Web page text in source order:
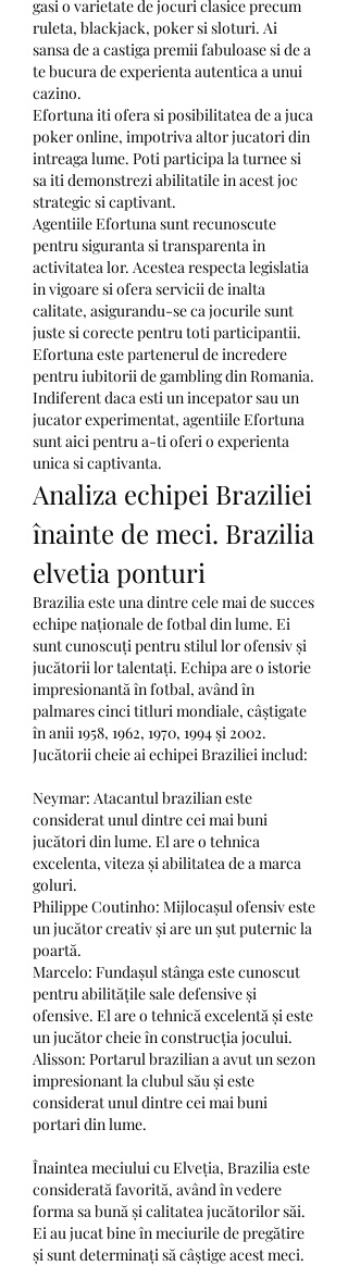
gasi o varietate de jocuri clasice precum
ruleta, blackjack, poker si sloturi. Ai
sansa de a castiga premii fabuloase si de a
te bucura de experienta autentica a unui
cazino.
Efortuna iti ofera si posibilitatea de a juca
poker online, impotriva altor jucatori din
intreaga lume. Poti participa la turnee si
sa iti demonstrezi abilitatile in acest joc
strategic si captivant.
Agentiile Efortuna sunt recunoscute
pentru siguranta si transparenta in
activitatea lor. Acestea respecta legislatia
in vigoare si ofera servicii de inalta
calitate, asigurandu-se ca jocurile sunt
juste si corecte pentru toti participantii.
Efortuna este partenerul de incredere
pentru iubitorii de gambling din Romania.
Indiferent daca esti un incepator sau un
jucator experimentat, agentiile Efortuna
sunt aici pentru a-ti oferi o experienta
unica si captivanta.
Analiza echipei Braziliei
înainte de meci. Brazilia
elvetia ponturi
Brazilia este una dintre cele mai de succes
echipe naționale de fotbal din lume. Ei
sunt cunoscuți pentru stilul lor ofensiv și
jucătorii lor talentați. Echipa are o istorie
impresionantă în fotbal, având în
palmares cinci titluri mondiale, câștigate
în anii 1958, 1962, 1970, 1994 și 2002.
Jucătorii cheie ai echipei Braziliei includ:
Neymar: Atacantul brazilian este
considerat unul dintre cei mai buni
jucători din lume. El are o tehnica
excelenta, viteza și abilitatea de a marca
goluri.
Philippe Coutinho: Mijlocașul ofensiv este
un jucător creativ și are un șut puternic la
poartă.
Marcelo: Fundașul stânga este cunoscut
pentru abilitățile sale defensive și
ofensive. El are o tehnică excelentă și este
un jucător cheie în construcția jocului.
Alisson: Portarul brazilian a avut un sezon
impresionant la clubul său și este
considerat unul dintre cei mai buni
portari din lume.
Înaintea meciului cu Elveția, Brazilia este
considerată favorită, având în vedere
forma sa bună și calitatea jucătorilor săi.
Ei au jucat bine în meciurile de pregătire
și sunt determinați să câștige acest meci.